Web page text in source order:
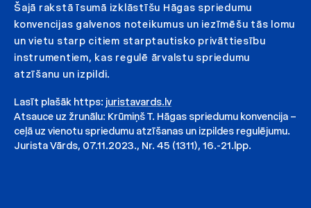
Šajā rakstā īsumā izklāstīšu Hāgas spriedumu
konvencijas galvenos noteikumus un iezīmēšu tās lomu
un vietu starp citiem starptautisko privāttiesību
instrumentiem, kas regulē ārvalstu spriedumu
atzīšanu un izpildi.
Lasīt plašāk https: juristavards.lv
Atsauce uz žrunālu: Krūmiņš T. Hāgas spriedumu konvencija –
ceļā uz vienotu spriedumu atzīšanas un izpildes regulējumu.
Jurista Vārds, 07.11.2023., Nr. 45 (1311), 16.-21.lpp.